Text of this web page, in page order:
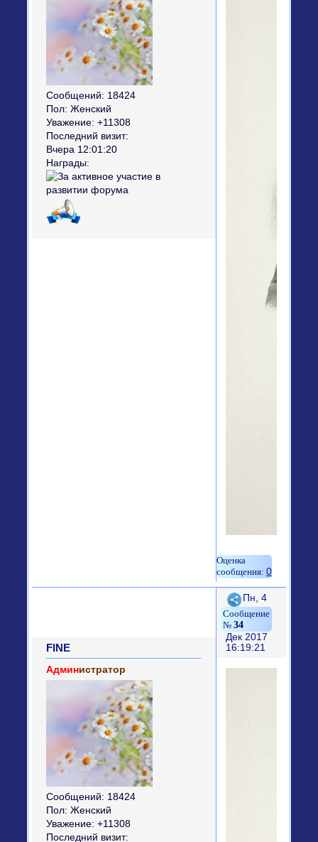
Сообщений: 18424
Пол: Женский
Уважение: +11308
Последний визит:
Вчера 12:01:20
Награды:
0
Поделиться
34
Пн, 4
Дек 2017
16:19:21
FINE
Администратор
Сообщений: 18424
Пол: Женский
Уважение: +11308
Последний визит: